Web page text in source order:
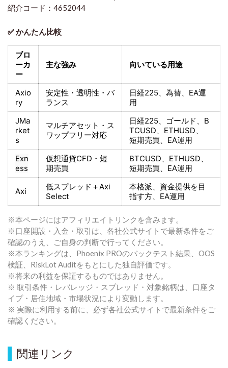
紹介コード：4652044
✅ かんたん比較
ブロ
ーカ
ー
主な強み 向いている用途
Axio
ry
安定性・透明性・バ
ランス
日経225、為替、EA運
用
JMa
rket
s
マルチアセット・ス
ワップフリー対応
日経225、ゴールド、 B
TCUSD、ETHUSD、
短期売買、EA運用
Exn
ess
仮想通貨CFD・短
期売買
BTCUSD、ETHUSD、
短期売買、EA運用
Axi 低スプレッド＋Axi
Select
本格派、資金提供を目
指す方、EA運用
※本ページにはアフィリエイトリンクを含みます。
※口座開設・入金・取引は、各社公式サイトで最新条件をご
確認のうえ、ご自身の判断で行ってください。
※本ランキングは、Phoenix PROのバックテスト結果、OOS
検証、RiskLot Auditをもとにした独自評価です。
※将来の利益を保証するものではありません。
※ 取引条件・レバレッジ・スプレッド・対象銘柄は、口座タ
イプ・居住地域・市場状況により変動します。
※ 実際に利用する前に、必ず各社公式サイトで最新条件をご
確認ください。
関連リンク